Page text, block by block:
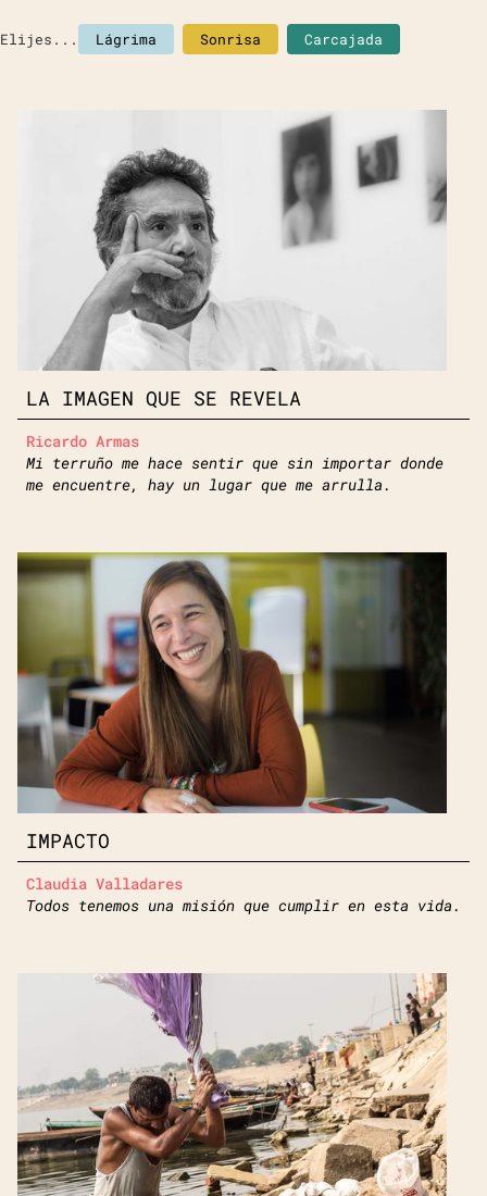
Elijes... Lágrima Sonrisa Carcajada
LA IMAGEN QUE SE REVELA
Ricardo Armas
Mi terruño me hace sentir que sin importar donde
me encuentre, hay un lugar que me arrulla.
IMPACTO
Claudia Valladares
Todos tenemos una misión que cumplir en esta vida.